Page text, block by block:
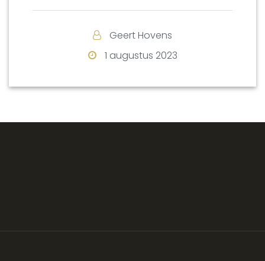
Geert Hovens
1 augustus 2023